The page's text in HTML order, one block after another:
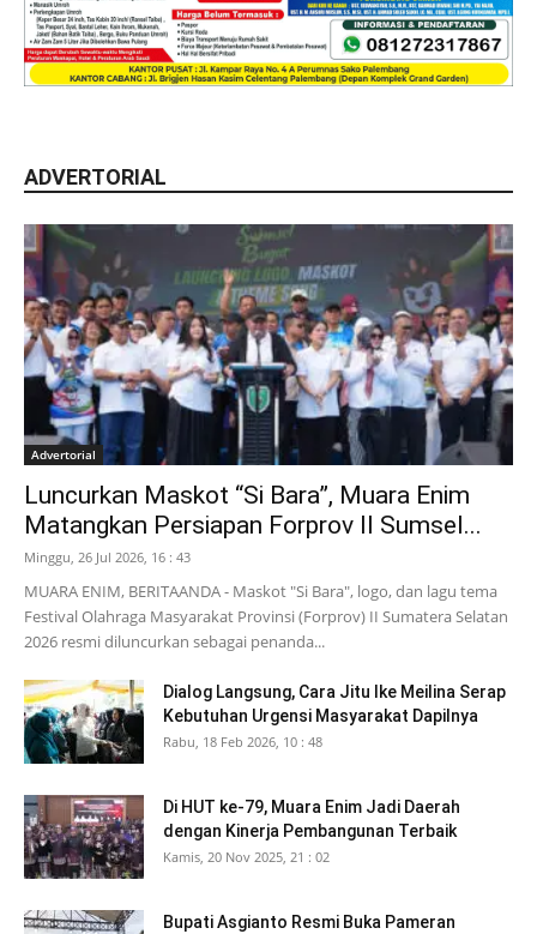
ADVERTORIAL
Advertorial
Luncurkan Maskot “Si Bara”, Muara Enim
Matangkan Persiapan Forprov II Sumsel...
Minggu, 26 Jul 2026, 16 : 43
MUARA ENIM, BERITAANDA - Maskot "Si Bara", logo, dan lagu tema
Festival Olahraga Masyarakat Provinsi (Forprov) II Sumatera Selatan
2026 resmi diluncurkan sebagai penanda...
Dialog Langsung, Cara Jitu Ike Meilina Serap
Kebutuhan Urgensi Masyarakat Dapilnya
Rabu, 18 Feb 2026, 10 : 48
Di HUT ke-79, Muara Enim Jadi Daerah
dengan Kinerja Pembangunan Terbaik
Kamis, 20 Nov 2025, 21 : 02
Bupati Asgianto Resmi Buka Pameran